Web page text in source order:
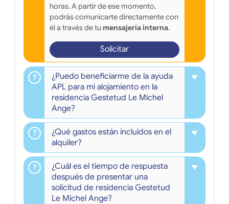
horas. A partir de ese momento,
podrás comunicarte directamente con
él a través de tu mensajería interna.
Solicitar
¿Puedo beneficiarme de la ayuda
APL para mi alojamiento en la
residencia Gestetud Le Michel
Ange?
¿Qué gastos están incluidos en el
alquiler?
¿Cuál es el tiempo de respuesta
después de presentar una
solicitud de residencia Gestetud
Le Michel Ange?